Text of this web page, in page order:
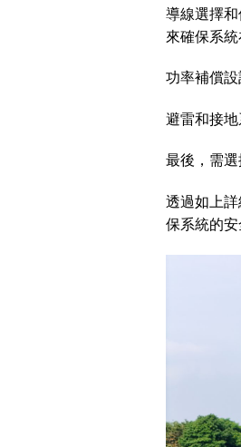
導線選擇
來確保系統
功率補償
避雷和接
最後，需
透過如上
保系統的安